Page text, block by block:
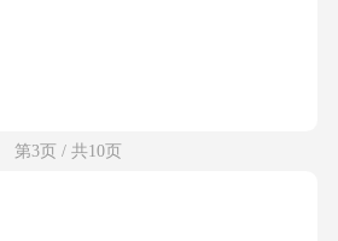
第3页 / 共10页